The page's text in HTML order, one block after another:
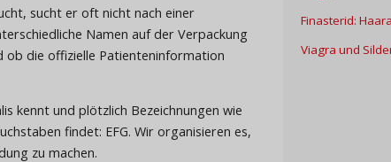
sucht er oft nicht nach einer
Namen auf der Verpackung
ob die offizielle Patienteninformation
kennt und plötzlich Bezeichnungen wie
findet: EFG. Wir organisieren es,
zu machen.
Finasterid:
Viagra und